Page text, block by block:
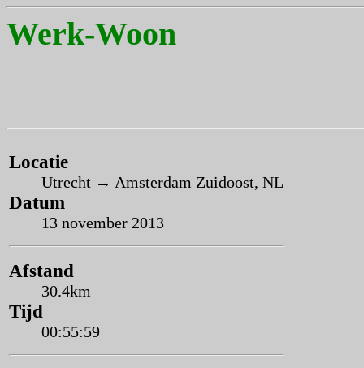
Werk-Woon
Locatie
Utrecht → Amsterdam Zuidoost, NL
Datum
13 november 2013
Afstand
30.4km
Tijd
00:55:59